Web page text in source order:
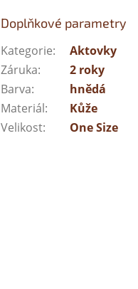
Doplňkové parametry
Kategorie:
Aktovky
Záruka:
2 roky
Barva:
hnědá
Materiál:
Kůže
Velikost: One Size